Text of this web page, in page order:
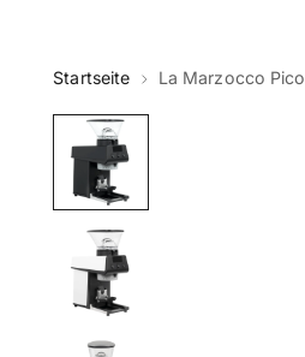
Startseite La Marzocco Pico